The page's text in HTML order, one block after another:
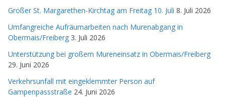
Großer St. Margarethen-Kirchtag am Freitag 10. Juli 8. Juli 2026
Umfangreiche Aufräumarbeiten nach Murenabgang in
Obermais/Freiberg 3. Juli 2026
Unterstützung bei großem Mureneinsatz in Obermais/Freiberg
29. Juni 2026
Verkehrsunfall mit eingeklemmter Person auf
Gampenpassstraße 24. Juni 2026